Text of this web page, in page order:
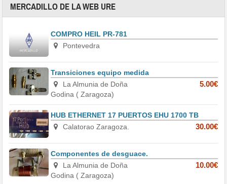
MERCADILLO DE LA WEB URE
COMPRO HEIL PR-781
Pontevedra
Transiciones equipo medida
La Almunia de Doña
Godina ( Zaragoza)
5.00€
HUB ETHERNET 17 PUERTOS EHU 1700 TB
Calatorao Zaragoza.
30.00€
Componentes de desguace.
La Almunia de Doña
Godina ( Zaragoza)
10.00€